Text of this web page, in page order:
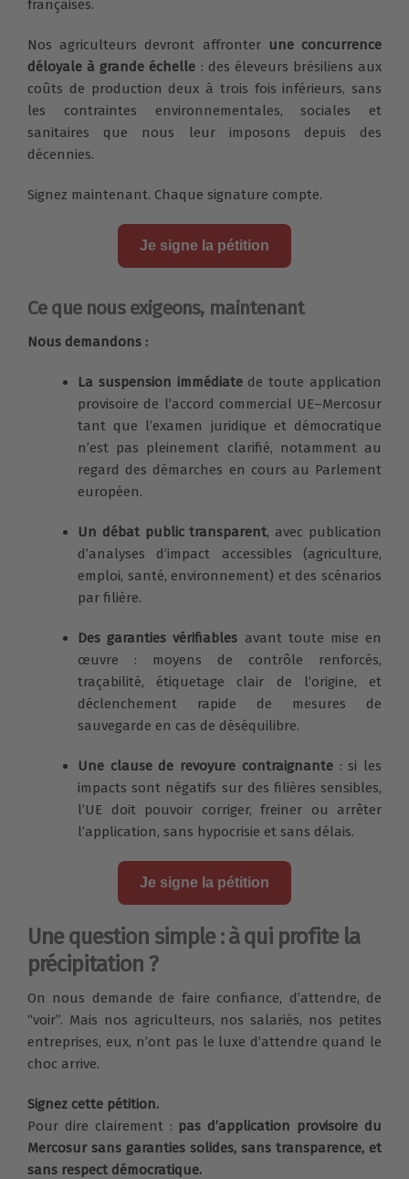
françaises.
Nos agriculteurs devront affronter une concurrence
déloyale à grande échelle : des éleveurs brésiliens aux
coûts de production deux à trois fois inférieurs, sans
les contraintes environnementales, sociales et
sanitaires que nous leur imposons depuis des
décennies.
Signez maintenant. Chaque signature compte.
Je signe la pétition
Ce que nous exigeons, maintenant
Nous demandons :
La suspension immédiatede toute application
provisoire de l’accord commercial UE–Mercosur
tant que l’examen juridique et démocratique
n’est pas pleinement clarifié, notamment au
regard des démarches en cours au Parlement
européen.
Un débat public transparent, avec publication
d’analyses d’impact accessibles (agriculture,
emploi, santé, environnement) et des scénarios
par filière.
Des garanties vérifiables avant toute mise en
œuvre : moyens de contrôle renforcés,
traçabilité, étiquetage clair de l’origine, et
déclenchement rapide de mesures de
sauvegarde en cas de déséquilibre.
Une clause de revoyure contraignante: si les
impacts sont négatifs sur des filières sensibles,
l’UE doit pouvoir corriger, freiner ou arrêter
l’application, sans hypocrisie et sans délais.
Je signe la pétition
Une question simple : à qui profite la
précipitation ?
On nous demande de faire confiance, d’attendre, de
“voir”. Mais nos agriculteurs, nos salariés, nos petites
entreprises, eux, n’ont pas le luxe d’attendre quand le
choc arrive.
Signez cette pétition.
Pour dire clairement : pas d’application provisoire du
Mercosur sans garanties solides, sans transparence, et
sans respect démocratique.